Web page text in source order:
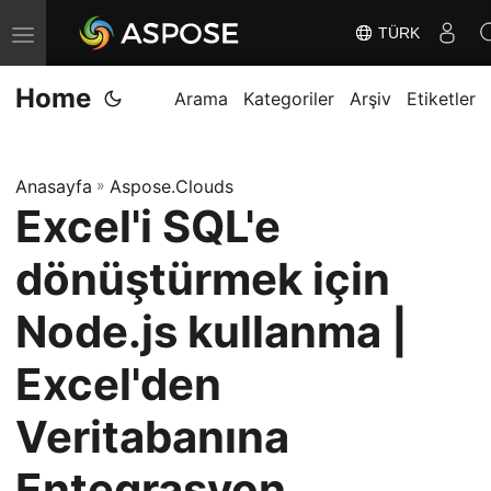
G
e
z
m
e
i
D
e
ğ
i
ş
TÜRK
Home Arama Kategoriler Arşiv Etiketler
Anasayfa » Aspose.Clouds
Excel'i SQL'e
dönüştürmek için
Node.js kullanma |
Excel'den
Veritabanına